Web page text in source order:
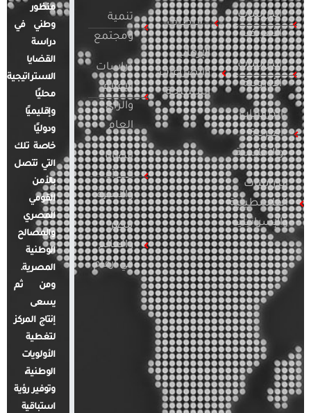
الدراسات
الأمريكية
الدراسات
الأوروبية
الدراسات
العربية
والإقليمية
الدراسات
الفلسطينية
والإسرائيلية
التطرف
الإرهاب
والصراعات
المسلحة
تنمية
ومجتمع
دراسات
الإعلام
والرأي
العام
قضايا
المرأة
والأسرة
مصر
والعالم
في أرقام
منظور
وطني في
دراسة
القضايا
الاستراتيجية
محليًا
وإقليميًا
ودوليًا
خاصة تلك
التي تتصل
بالأمن
القومي
المصري
والمصالح
الوطنية
المصرية.
ومن ثم
يسعى
إنتاج المركز
لتغطية
الأولويات
الوطنية،
وتوفير رؤية
استباقية